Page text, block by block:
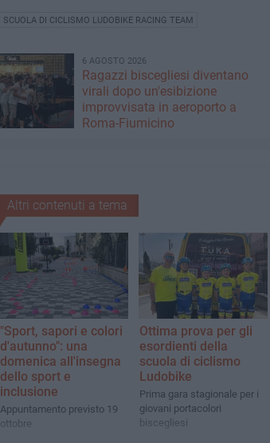
SCUOLA DI CICLISMO LUDOBIKE RACING TEAM
6 AGOSTO 2026
Ragazzi biscegliesi diventano
virali dopo un'esibizione
improvvisata in aeroporto a
Roma-Fiumicino
Altri contenuti a tema
"Sport, sapori e colori
d'autunno": una
domenica all'insegna
dello sport e
inclusione
Appuntamento previsto 19
ottobre
Ottima prova per gli
esordienti della
scuola di ciclismo
Ludobike
Prima gara stagionale per i
giovani portacolori
biscegliesi